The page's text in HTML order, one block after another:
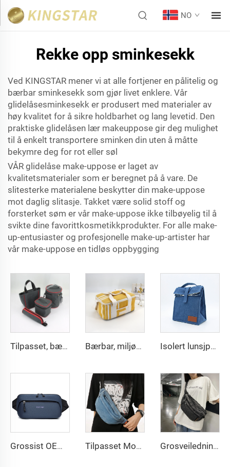
NO
Rekke opp sminkesekk
Ved KINGSTAR mener vi at alle fortjener en pålitelig og
bærbar sminkesekk som gjør livet enklere. Vår
glidelåsesminkesekk er produsert med materialer av
høy kvalitet for å sikre holdbarhet og lang levetid. Den
praktiske glidelåsen lær makeuppose gir deg mulighet
til å enkelt transportere sminken din uten å måtte
bekymre deg for rot eller søl
VÅR glidelåse make-uppose er laget av
kvalitetsmaterialer som er beregnet på å vare. De
slitesterke materialene beskytter din make-uppose
mot daglig slitasje. Takket være solid stoff og
forsterket søm er vår make-uppose ikke tilbøyelig til å
svikte dine favorittkosmetikkprodukter. For alle make-
up-entusiaster og profesjonelle make-up-artister har
vår make-uppose en tidløs oppbygging
Tilpasset, bærbar, isolert mat- og øltaske, lunsjboks, utendørs campingkjøleskap, bærbare poser, picnic, drikkevarekjøler, handleposer Bærbar, miljøvennlig, gjenbrukbar, voksen linned, isolert lunsjtaske med glidelås og justerbart skulderbånd for kvinner, kjøletaske, strandtaske Isolert lunsjpose for skole, jobb og kontor med rull topp, gjenbrukbar lunsjboks, termisk lunsjkjøler, totebeholder for voksne
Grossist OEM PU veganlær livremse, brystpose, skulderkrysskropp, lommepose Tilpasset Modne Blå Farget Jeans Buksepose Gutter og Jenter Jeansholdbar Buksepose Livsposer Grosveiledning i jeans kravlepose Buksepose Kvinner vasket jeans Buksepose Moderne design i jeans kravlepose Veske